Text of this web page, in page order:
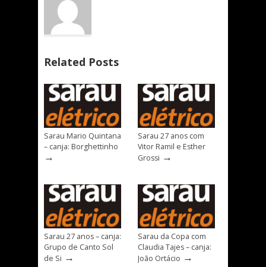
Related Posts
Sarau Mario Quintana
– canja: Borghettinho
→
Sarau 27 anos com
Vitor Ramil e Esther
Grossi →
Sarau 27 anos – canja:
Grupo de Canto Sol
de Si →
Sarau da Copa com
Claudia Tajes – canja:
João Ortácio →